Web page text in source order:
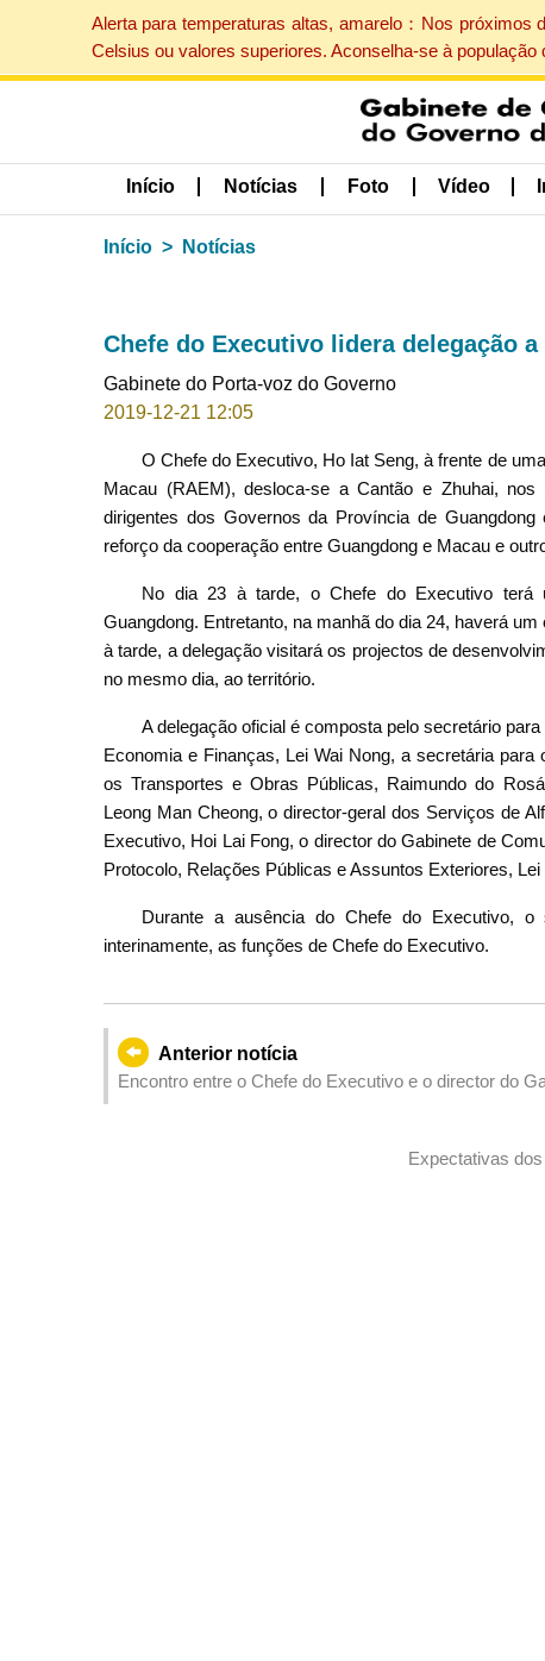
Alerta para temperaturas altas, amarelo：Nos próximos
Celsius ou valores superiores. Aconselha-se à
Início Notícias Foto Vídeo
Início Notícias
Chefe do Executivo lidera delegação a
Gabinete do Porta-voz do Governo
2019-12-21 12:05
O Chefe do Executivo, Ho Iat Seng, à frente de
Macau (RAEM), desloca-se a Cantão e Zhuhai,
dirigentes dos Governos da Província de
reforço da cooperação entre Guangdong e Macau e
No dia 23 à tarde, o Chefe do Executivo terá
Guangdong. Entretanto, na manhã do dia 24, haverá
à tarde, a delegação visitará os projectos de
no mesmo dia, ao território.
A delegação oficial é composta pelo secretário
Economia e Finanças, Lei Wai Nong, a secretária
os Transportes e Obras Públicas, Raimundo do
Leong Man Cheong, o director-geral dos Serviços de
Executivo, Hoi Lai Fong, o director do Gabinete de
Protocolo, Relações Públicas e Assuntos Exteriores,
Durante a ausência do Chefe do Executivo, o
interinamente, as funções de Chefe do Executivo.
Anterior notícia
Encontro entre o Chefe do Executivo e o director do
Expectativas